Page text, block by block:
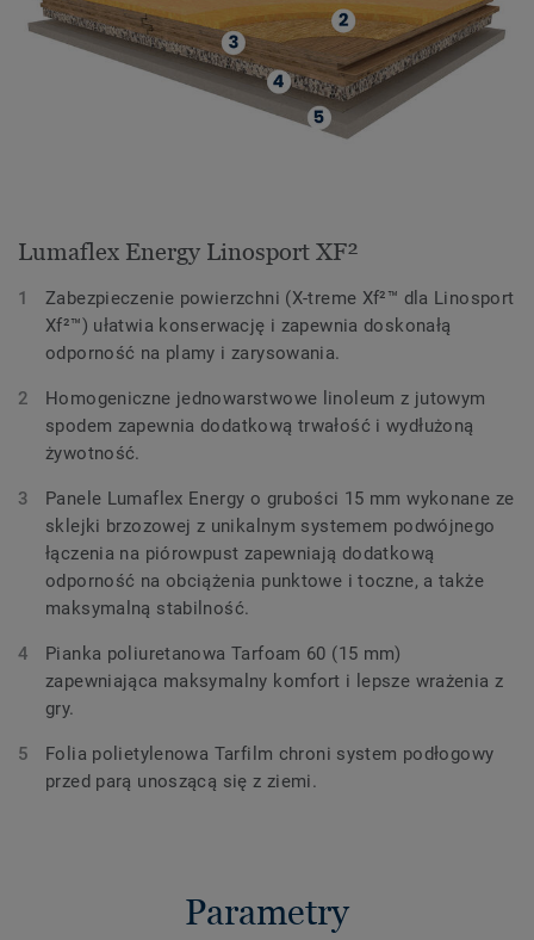
Lumaflex Energy Linosport XF²
Zabezpieczenie powierzchni (X-treme Xf²™ dla Linosport
Xf²™) ułatwia konserwację i zapewnia doskonałą
odporność na plamy i zarysowania.
Homogeniczne jednowarstwowe linoleum z jutowym
spodem zapewnia dodatkową trwałość i wydłużoną
żywotność.
Panele Lumaflex Energy o grubości 15 mm wykonane ze
sklejki brzozowej z unikalnym systemem podwójnego
łączenia na piórowpust zapewniają dodatkową
odporność na obciążenia punktowe i toczne, a także
maksymalną stabilność.
Pianka poliuretanowa Tarfoam 60 (15 mm)
zapewniająca maksymalny komfort i lepsze wrażenia z
gry.
Folia polietylenowa Tarfilm chroni system podłogowy
przed parą unoszącą się z ziemi.
Parametry